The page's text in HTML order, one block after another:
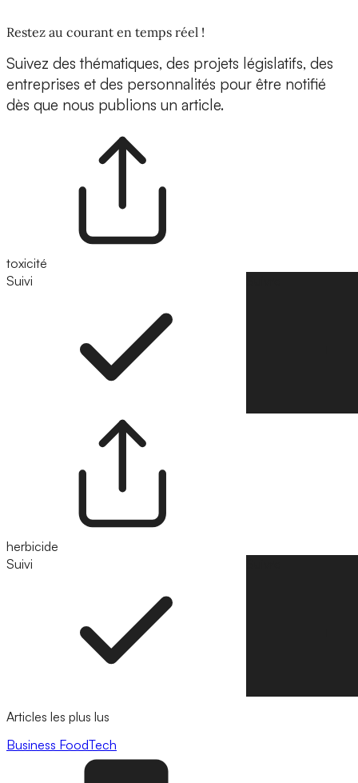
Restez au courant en temps réel !
Suivez des thématiques, des projets législatifs, des
entreprises et des personnalités pour être notifié
dès que nous publions un article.
toxicité
Suivi
herbicide
Suivi
Articles les plus lus
Business FoodTech